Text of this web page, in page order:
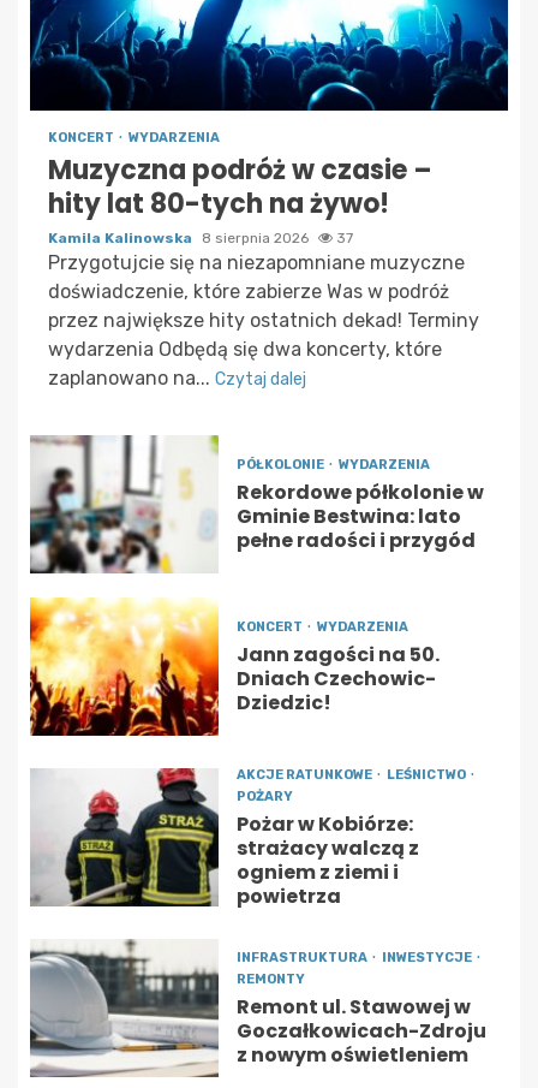
KONCERT WYDARZENIA
Muzyczna podróż w czasie –
hity lat 80-tych na żywo!
Kamila Kalinowska 8 sierpnia 2026 37
Przygotujcie się na niezapomniane muzyczne
doświadczenie, które zabierze Was w podróż
przez największe hity ostatnich dekad! Terminy
wydarzenia Odbędą się dwa koncerty, które
zaplanowano na... Czytaj dalej
PÓŁKOLONIE WYDARZENIA
Rekordowe półkolonie w
Gminie Bestwina: lato
pełne radości i przygód
KONCERT WYDARZENIA
Jann zagości na 50.
Dniach Czechowic-
Dziedzic!
AKCJE RATUNKOWE
LEŚNICTWO
POŻARY
Pożar w Kobiórze:
strażacy walczą z
ogniem z ziemi i
powietrza
INFRASTRUKTURA
INWESTYCJE
REMONTY
Remont ul. Stawowej w
Goczałkowicach-Zdroju
z nowym oświetleniem